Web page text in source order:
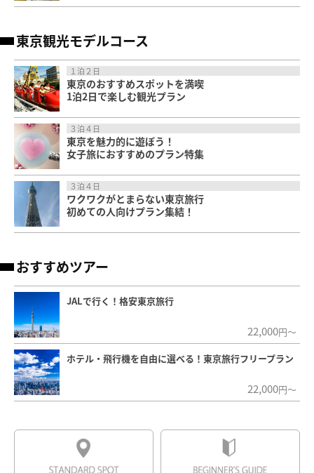
東京観光モデルコース
１泊２日
東京のおすすめスポットを満喫
1泊2日で楽しむ観光プラン
３泊４日
東京を魅力的に遊ぼう！
女子旅におすすめのプラン特集
３泊４日
ワクワクがとまらない東京旅行
初めての人向けプラン集結！
おすすめツアー
JALで行く！格安東京旅行
22,000円～
ホテル・飛行機を自由に選べる！東京旅行フリープラン
22,000円～